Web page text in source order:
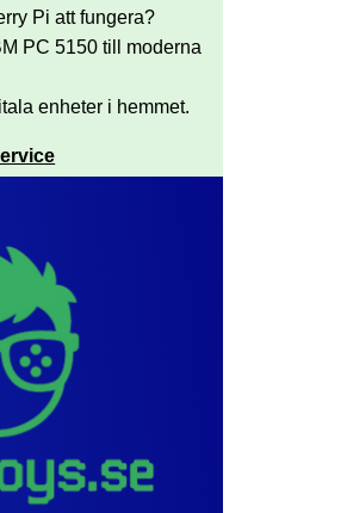
Pi att fungera?
PC 5150 till moderna
enheter i hemmet.